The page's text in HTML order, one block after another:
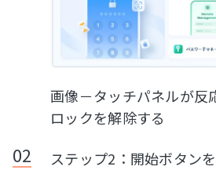
画像－タッチパネルが反
ロックを解除する
ステップ2：開始ボタン